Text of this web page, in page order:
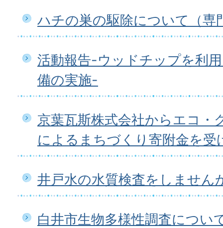
ハチの巣の駆除について（専
活動報告-ウッドチップを利
備の実施-
京葉瓦斯株式会社からエコ・
によるまちづくり寄附金を受
井戸水の水質検査をしません
白井市生物多様性調査につい